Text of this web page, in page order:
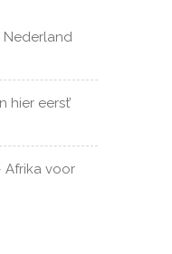
Nederland
hier eerst’
Afrika voor